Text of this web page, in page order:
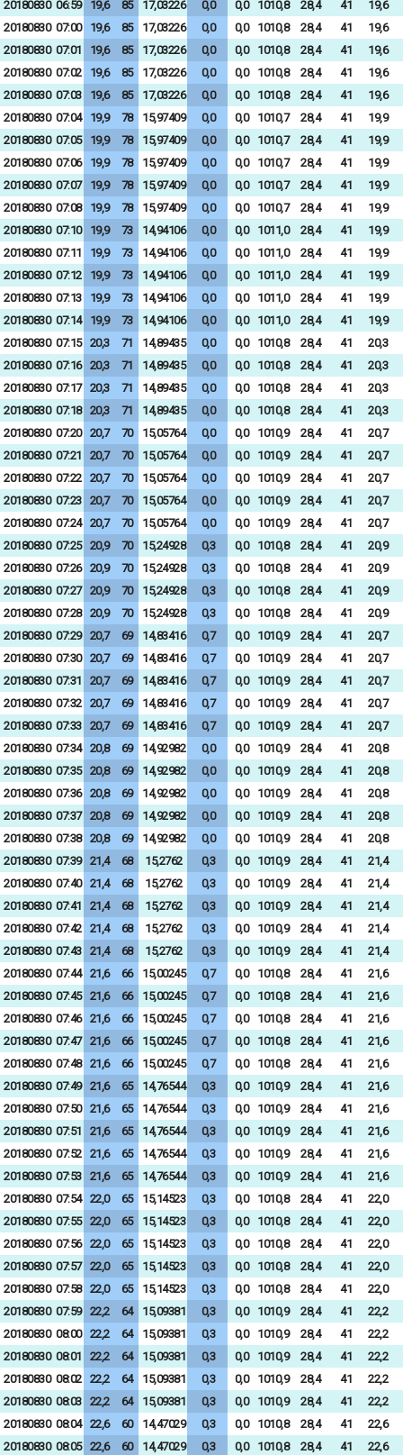
20180830 06:59 19,6 85 17,03226 0,0 0,0 1010,8 28,4 41
19,6
20180830 07:00 19,6 85 17,03226 0,0 0,0 1010,8 28,4 41
19,6
20180830 07:01 19,6 85 17,03226 0,0 0,0 1010,8 28,4 41
19,6
20180830 07:02 19,6 85 17,03226 0,0 0,0 1010,8 28,4 41
19,6
20180830 07:03 19,6 85 17,03226 0,0 0,0 1010,8 28,4 41
19,6
20180830 07:04 19,9 78 15,97409 0,0 0,0 1010,7 28,4 41
19,9
20180830 07:05 19,9 78 15,97409 0,0 0,0 1010,7 28,4 41
19,9
20180830 07:06 19,9 78 15,97409 0,0 0,0 1010,7 28,4 41
19,9
20180830 07:07 19,9 78 15,97409 0,0 0,0 1010,7 28,4 41
19,9
20180830 07:08 19,9 78 15,97409 0,0 0,0 1010,7 28,4 41
19,9
20180830 07:10 19,9 73 14,94106 0,0 0,0 1011,0 28,4 41
19,9
20180830 07:11 19,9 73 14,94106 0,0 0,0 1011,0 28,4 41
19,9
20180830 07:12 19,9 73 14,94106 0,0 0,0 1011,0 28,4 41
19,9
20180830 07:13 19,9 73 14,94106 0,0 0,0 1011,0 28,4 41
19,9
20180830 07:14 19,9 73 14,94106 0,0 0,0 1011,0 28,4 41
19,9
20180830 07:15 20,3 71 14,89435 0,0 0,0 1010,8 28,4 41
20,3
20180830 07:16 20,3 71 14,89435 0,0 0,0 1010,8 28,4 41
20,3
20180830 07:17 20,3 71 14,89435 0,0 0,0 1010,8 28,4 41
20,3
20180830 07:18 20,3 71 14,89435 0,0 0,0 1010,8 28,4 41
20,3
20180830 07:20 20,7 70 15,05764 0,0 0,0 1010,9 28,4 41
20,7
20180830 07:21 20,7 70 15,05764 0,0 0,0 1010,9 28,4 41
20,7
20180830 07:22 20,7 70 15,05764 0,0 0,0 1010,9 28,4 41
20,7
20180830 07:23 20,7 70 15,05764 0,0 0,0 1010,9 28,4 41
20,7
20180830 07:24 20,7 70 15,05764 0,0 0,0 1010,9 28,4 41
20,7
20180830 07:25 20,9 70 15,24928 0,3 0,0 1010,8 28,4 41
20,9
20180830 07:26 20,9 70 15,24928 0,3 0,0 1010,8 28,4 41
20,9
20180830 07:27 20,9 70 15,24928 0,3 0,0 1010,8 28,4 41
20,9
20180830 07:28 20,9 70 15,24928 0,3 0,0 1010,8 28,4 41
20,9
20180830 07:29 20,7 69 14,83416 0,7 0,0 1010,9 28,4 41
20,7
20180830 07:30 20,7 69 14,83416 0,7 0,0 1010,9 28,4 41
20,7
20180830 07:31 20,7 69 14,83416 0,7 0,0 1010,9 28,4 41
20,7
20180830 07:32 20,7 69 14,83416 0,7 0,0 1010,9 28,4 41
20,7
20180830 07:33 20,7 69 14,83416 0,7 0,0 1010,9 28,4 41
20,7
20180830 07:34 20,8 69 14,92982 0,0 0,0 1010,9 28,4 41
20,8
20180830 07:35 20,8 69 14,92982 0,0 0,0 1010,9 28,4 41
20,8
20180830 07:36 20,8 69 14,92982 0,0 0,0 1010,9 28,4 41
20,8
20180830 07:37 20,8 69 14,92982 0,0 0,0 1010,9 28,4 41
20,8
20180830 07:38 20,8 69 14,92982 0,0 0,0 1010,9 28,4 41
20,8
20180830 07:39 21,4 68 15,2762 0,3 0,0 1010,9 28,4 41
21,4
20180830 07:40 21,4 68 15,2762 0,3 0,0 1010,9 28,4 41
21,4
20180830 07:41 21,4 68 15,2762 0,3 0,0 1010,9 28,4 41
21,4
20180830 07:42 21,4 68 15,2762 0,3 0,0 1010,9 28,4 41
21,4
20180830 07:43 21,4 68 15,2762 0,3 0,0 1010,9 28,4 41
21,4
20180830 07:44 21,6 66 15,00245 0,7 0,0 1010,8 28,4 41
21,6
20180830 07:45 21,6 66 15,00245 0,7 0,0 1010,8 28,4 41
21,6
20180830 07:46 21,6 66 15,00245 0,7 0,0 1010,8 28,4 41
21,6
20180830 07:47 21,6 66 15,00245 0,7 0,0 1010,8 28,4 41
21,6
20180830 07:48 21,6 66 15,00245 0,7 0,0 1010,8 28,4 41
21,6
20180830 07:49 21,6 65 14,76544 0,3 0,0 1010,9 28,4 41
21,6
20180830 07:50 21,6 65 14,76544 0,3 0,0 1010,9 28,4 41
21,6
20180830 07:51 21,6 65 14,76544 0,3 0,0 1010,9 28,4 41
21,6
20180830 07:52 21,6 65 14,76544 0,3 0,0 1010,9 28,4 41
21,6
20180830 07:53 21,6 65 14,76544 0,3 0,0 1010,9 28,4 41
21,6
20180830 07:54 22,0 65 15,14523 0,3 0,0 1010,8 28,4 41
22,0
20180830 07:55 22,0 65 15,14523 0,3 0,0 1010,8 28,4 41
22,0
20180830 07:56 22,0 65 15,14523 0,3 0,0 1010,8 28,4 41
22,0
20180830 07:57 22,0 65 15,14523 0,3 0,0 1010,8 28,4 41
22,0
20180830 07:58 22,0 65 15,14523 0,3 0,0 1010,8 28,4 41
22,0
20180830 07:59 22,2 64 15,09381 0,3 0,0 1010,9 28,4 41
22,2
20180830 08:00 22,2 64 15,09381 0,3 0,0 1010,9 28,4 41
22,2
20180830 08:01 22,2 64 15,09381 0,3 0,0 1010,9 28,4 41
22,2
20180830 08:02 22,2 64 15,09381 0,3 0,0 1010,9 28,4 41
22,2
20180830 08:03 22,2 64 15,09381 0,3 0,0 1010,9 28,4 41
22,2
20180830 08:04 22,6 60 14,47029 0,3 0,0 1010,8 28,4 41
22,6
20180830 08:05 22,6 60 14,47029 0,3 0,0 1010,8 28,4 41
22,6